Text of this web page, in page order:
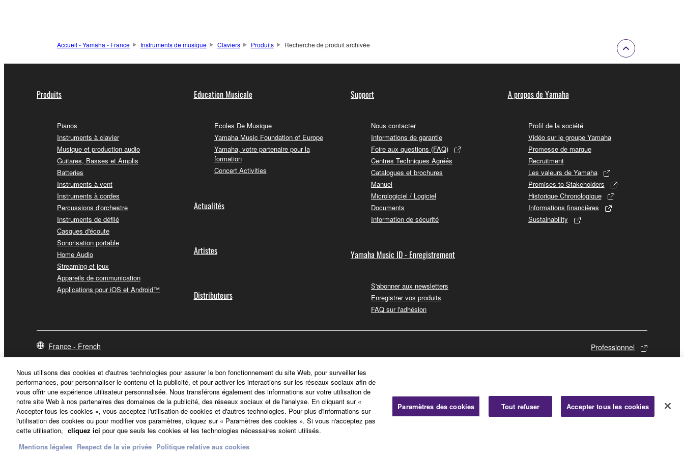
Accueil - Yamaha - France Instruments de musique Claviers Produits Recherche de produit archivée
Produits
Pianos
Instruments à clavier
Musique et production audio
Guitares, Basses et Amplis
Batteries
Instruments à vent
Instruments à cordes
Percussions d'orchestre
Instruments de défilé
Casques d'écoute
Sonorisation portable
Home Audio
Streaming et jeux
Appareils de communication
Applications pour iOS et Android™
Education Musicale
Ecoles De Musique
Yamaha Music Foundation of Europe
Yamaha, votre partenaire pour la
formation
Concert Activities
Actualités
Artistes
Distributeurs
Support
Nous contacter
Informations de garantie
Foire aux questions (FAQ)
Centres Techniques Agréés
Catalogues et brochures
Manuel
Micrologiciel / Logiciel
Documents
Information de sécurité
Yamaha Music ID - Enregistrement
S'abonner aux newsletters
Enregistrer vos produits
FAQ sur l'adhésion
A propos de Yamaha
Profil de la société
Vidéo sur le groupe Yamaha
Promesse de marque
Recruitment
Les valeurs de Yamaha
Promises to Stakeholders
Historique Chronologique
Informations financières
Sustainability
France - French Professionnel
Nous utilisons des cookies et d'autres technologies pour assurer le bon fonctionnement du site Web, pour surveiller les
performances, pour personnaliser le contenu et la publicité, et pour activer les interactions sur les réseaux sociaux afin de
vous offrir une expérience utilisateur personnalisée. Nous transférons également des informations sur votre utilisation de
notre site Web à nos partenaires des domaines de la publicité, des réseaux sociaux et de l'analyse. En cliquant sur «
Accepter tous les cookies », vous acceptez l'utilisation de cookies et d'autres technologies. Pour plus d'informations sur
l'utilisation des cookies ou pour modifier vos paramètres, cliquez sur « Paramètres des cookies ». Si vous n'acceptez pas
cette utilisation, cliquez ici pour que seuls les cookies et les technologies nécessaires soient utilisés.
Mentions légales Respect de la vie privée Politique relative aux cookies
Paramètres des cookies Tout refuser Accepter tous les cookies